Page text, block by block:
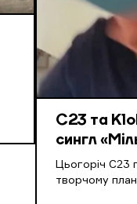
С23 та
сингл
Цьогоріч С23
творчому